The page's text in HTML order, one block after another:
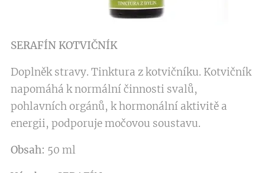
SERAFÍN KOTVIČNÍK
Doplněk stravy. Tinktura z kotvičníku. Kotvičník
napomáhá k normální činnosti svalů,
pohlavních orgánů, k hormonální aktivitě a
energii, podporuje močovou soustavu.
Obsah: 50 ml